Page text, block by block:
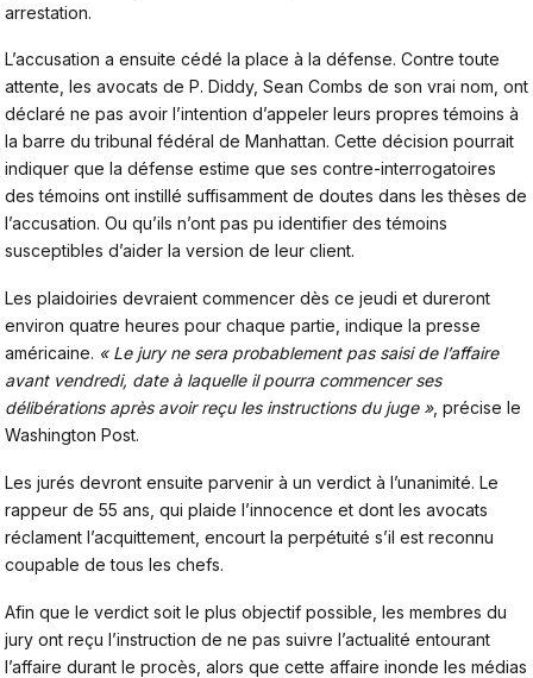
arrestation.
L’accusation a ensuite cédé la place à la défense. Contre toute
attente, les avocats de P. Diddy, Sean Combs de son vrai nom, ont
déclaré ne pas avoir l’intention d’appeler leurs propres témoins à
la barre du tribunal fédéral de Manhattan. Cette décision pourrait
indiquer que la défense estime que ses contre-interrogatoires
des témoins ont instillé suffisamment de doutes dans les thèses de
l’accusation. Ou qu’ils n’ont pas pu identifier des témoins
susceptibles d’aider la version de leur client.
Les plaidoiries devraient commencer dès ce jeudi et dureront
environ quatre heures pour chaque partie, indique la presse
américaine. « Le jury ne sera probablement pas saisi de l’affaire
avant vendredi, date à laquelle il pourra commencer ses
délibérations après avoir reçu les instructions du juge », précise le
Washington Post.
Les jurés devront ensuite parvenir à un verdict à l’unanimité. Le
rappeur de 55 ans, qui plaide l’innocence et dont les avocats
réclament l’acquittement, encourt la perpétuité s’il est reconnu
coupable de tous les chefs.
Afin que le verdict soit le plus objectif possible, les membres du
jury ont reçu l’instruction de ne pas suivre l’actualité entourant
l’affaire durant le procès, alors que cette affaire inonde les médias